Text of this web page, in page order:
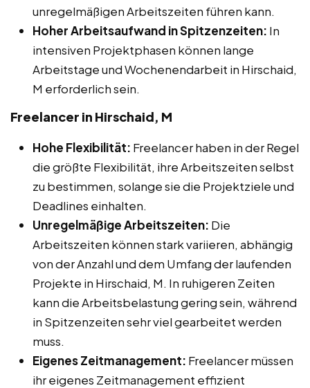
unregelmäßigen Arbeitszeiten führen kann.
Hoher Arbeitsaufwand in Spitzenzeiten: In
intensiven Projektphasen können lange
Arbeitstage und Wochenendarbeit in Hirschaid,
M erforderlich sein.
Freelancer in Hirschaid, M
Hohe Flexibilität: Freelancer haben in der Regel
die größte Flexibilität, ihre Arbeitszeiten selbst
zu bestimmen, solange sie die Projektziele und
Deadlines einhalten.
Unregelmäßige Arbeitszeiten: Die
Arbeitszeiten können stark variieren, abhängig
von der Anzahl und dem Umfang der laufenden
Projekte in Hirschaid, M. In ruhigeren Zeiten
kann die Arbeitsbelastung gering sein, während
in Spitzenzeiten sehr viel gearbeitet werden
muss.
Eigenes Zeitmanagement: Freelancer müssen
ihr eigenes Zeitmanagement effizient